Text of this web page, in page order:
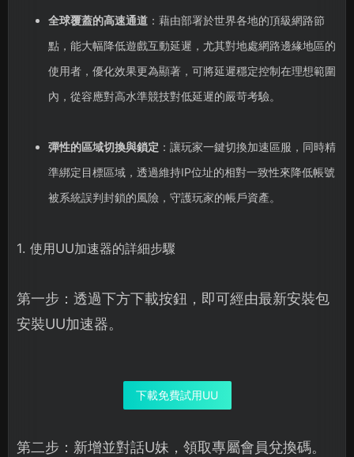
全球覆蓋的高速通道：藉由部署於世界各地的頂級網路節
點，能大幅降低遊戲互動延遲，尤其對地處網路邊緣地區的
使用者，優化效果更為顯著，可將延遲穩定控制在理想範圍
內，從容應對高水準競技對低延遲的嚴苛考驗。
彈性的區域切換與鎖定 ：讓玩家一鍵切換加速區服，同時精
準綁定目標區域，透過維持IP位址的相對一致性來降低帳號
被系統誤判封鎖的風險，守護玩家的帳戶資產。
1. 使用UU加速器的詳細步驟
第一步：透過下方下載按鈕，即可經由最新安裝包
安裝UU加速器。
下載免費試用UU
第二步：新增並對話U妹，領取專屬會員兌換碼。